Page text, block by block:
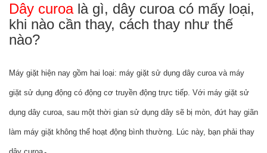
Dây curoa là gì, dây curoa có mấy loại,
khi nào cần thay, cách thay như thế
nào?
Máy giặt hiện nay gồm hai loại: máy giặt sử dụng dây curoa và máy
giặt sử dụng động có động cơ truyền động trực tiếp. Với máy giặt sử
dụng dây curoa, sau một thời gian sử dụng dây sẽ bị mòn, đứt hay giãn
làm máy giặt không thể hoạt động bình thường. Lúc này, bạn phải thay
.